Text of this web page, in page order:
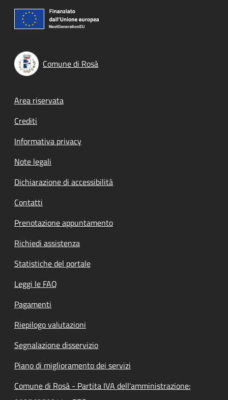
Comune di Rosà
Footer menu
Area riservata
Crediti
Informativa privacy
Note legali
Dichiarazione di accessibilità
Contatti
Prenotazione appuntamento
Richiedi assistenza
Statistiche del portale
Leggi le FAQ
Pagamenti
Riepilogo valutazioni
Segnalazione disservizio
Piano di miglioramento dei servizi
Comune di Rosà - Partita IVA dell'amministrazione: